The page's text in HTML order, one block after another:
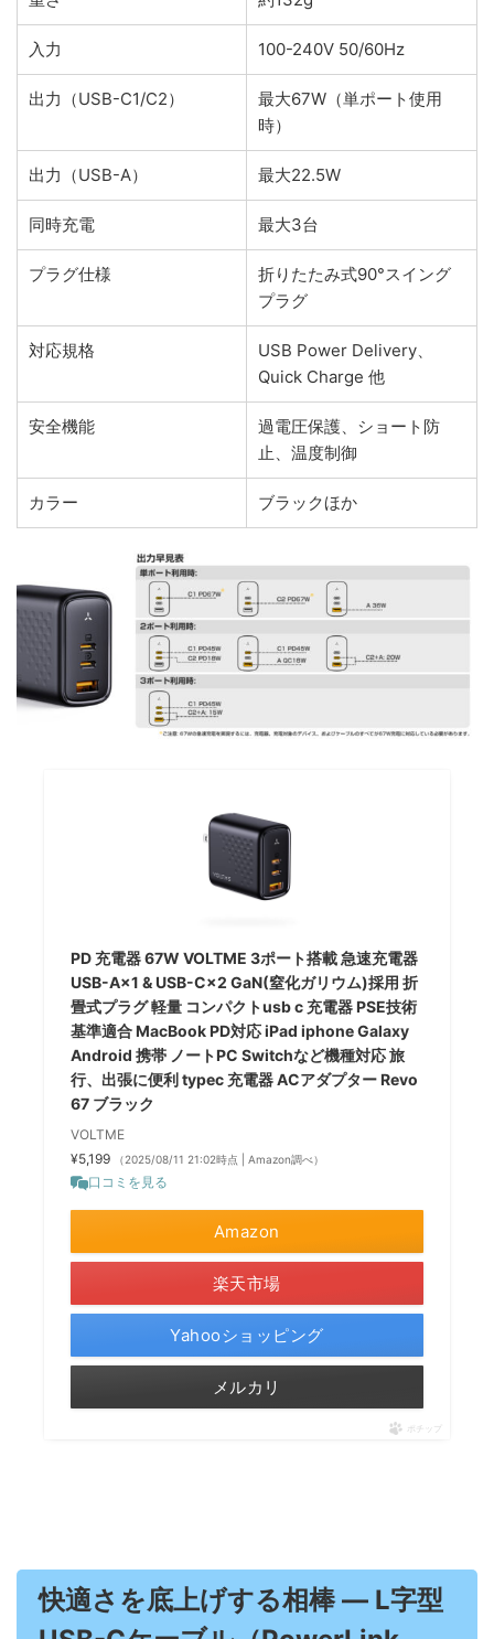
入力 100-240V 50/60Hz
出力（USB-C1/C2）
最大67W（単ポート使用
時）
出力（USB-A） 最大22.5W
同時充電 最大3台
プラグ仕様
折りたたみ式90°スイング
プラグ
対応規格
USB Power Delivery、
Quick Charge 他
安全機能
過電圧保護、ショート防
止、温度制御
カラー ブラックほか
PD 充電器 67W VOLTME 3ポート搭載 急速充電器
USB-A×1 & USB-C×2 GaN(窒化ガリウム)採用 折
畳式プラグ 軽量 コンパクトusb c 充電器 PSE技術
基準適合 MacBook PD対応 iPad iphone Galaxy
Android 携帯 ノートPC Switchなど機種対応 旅
行、出張に便利 typec 充電器 ACアダプター Revo
67 ブラック
VOLTME
¥5,199
（2025/08/11 21:02時点 | Amazon調べ）
口コミを見る
Amazon
楽天市場
Yahooショッピング
メルカリ
ポチップ
快適さを底上げする相棒 ― L字型